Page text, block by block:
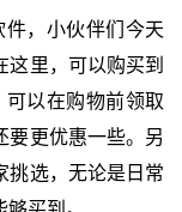
件，小伙伴们今天
这里，可以购买到
可以在购物前领取
要更优惠一些。另
挑选，无论是日常